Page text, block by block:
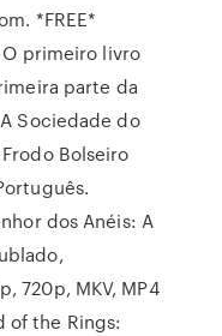
*FREE*
primeiro livro
parte da
Sociedade do
Bolseiro
dos Anéis: A
720p, MKV, MP4
of the Rings: